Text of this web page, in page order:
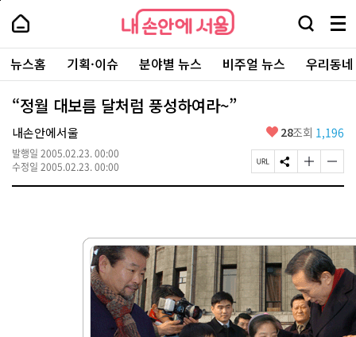
본
로
가
내
손
안
에
서
울
-
서
울
시
대
표
소
내
손
에
울
검
창
열
기
메
뉴
전
체
보
주
요
서
뉴스홈 기획·이슈 분야별 뉴스 비주얼 뉴스 우리동
“정월 대보름 달처럼 풍성하여라~”
내손안에서울
발행일 2005.02.23. 00:00
수정일 2005.02.23. 00:00
좋
요
28조회 1,196
페
이
L
복
사
S
N
하
기
글
자
게
변
경
하
기
글
자
게
변
경
하
기
페
상
단
로